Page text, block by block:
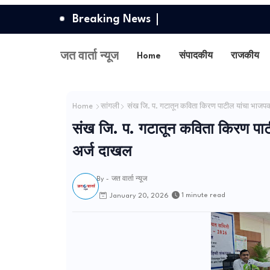
Breaking News
जत वार्ता न्यूज Home संपादकीय राजकीय
Home सांगली संख जि. प. गटातून कविता किरण पाटील यांचा
संख जि. प. गटातून कविता किरण
अर्ज दाखल
By - जत वार्ता न्यूज
January 20, 2026 1 minute read